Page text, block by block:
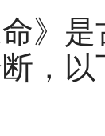
命》
，